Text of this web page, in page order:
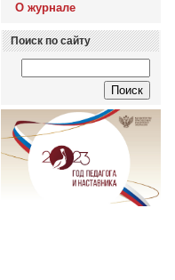
О журнале
Поиск по сайту